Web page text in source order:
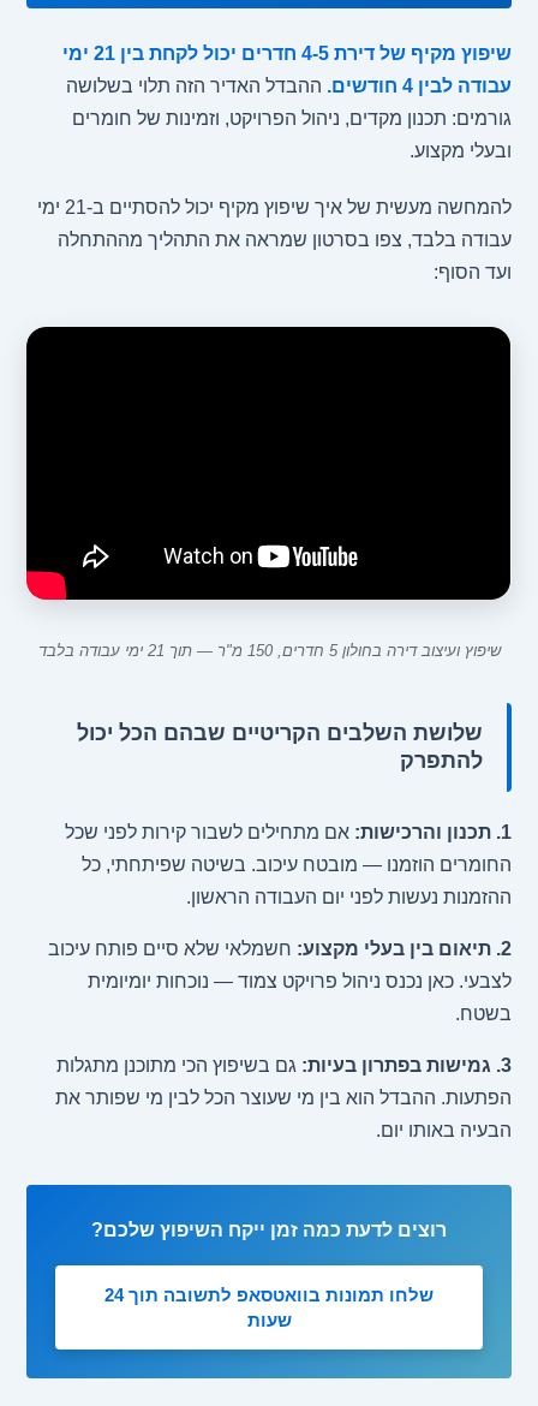
שיפוץ מקיף של דירת 4-5 חדרים יכול לקחת בין 21 ימי
עבודה לבין 4 חודשים.
ההבדל האדיר הזה תלוי בשלושה
גורמים: תכנון מקדים, ניהול הפרויקט, וזמינות של חומרים
ובעלי מקצוע.
להמחשה מעשית של איך שיפוץ מקיף יכול להסתיים ב-21 ימי
עבודה בלבד, צפו בסרטון שמראה את התהליך מההתחלה
ועד הסוף:
שיפוץ ועיצוב דירה בחולון 5 חדרים, 150 מ"ר — תוך 21 ימי עבודה בלבד
שלושת השלבים הקריטיים שבהם הכל יכול
להתפרק
1. תכנון והרכישות:
אם מתחילים לשבור קירות לפני שכל
החומרים הוזמנו — מובטח עיכוב. בשיטה שפיתחתי, כל
ההזמנות נעשות לפני יום העבודה הראשון.
2. תיאום בין בעלי מקצוע:
חשמלאי שלא סיים פותח עיכוב
לצבעי. כאן נכנס ניהול פרויקט צמוד — נוכחות יומיומית
בשטח.
3. גמישות בפתרון בעיות:
גם בשיפוץ הכי מתוכנן מתגלות
הפתעות. ההבדל הוא בין מי שעוצר הכל לבין מי שפותר את
הבעיה באותו יום.
רוצים לדעת כמה זמן ייקח השיפוץ שלכם?
שלחו תמונות בוואטסאפ לתשובה תוך 24
שעות